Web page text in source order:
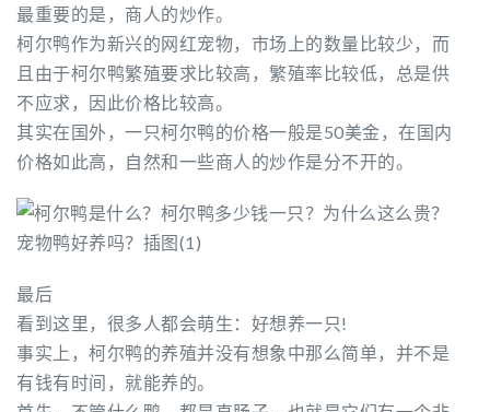
最重要的是，商人的炒作。
柯尔鸭作为新兴的网红宠物，市场上的数量比较少，而
且由于柯尔鸭繁殖要求比较高，繁殖率比较低，总是供
不应求，因此价格比较高。
其实在国外，一只柯尔鸭的价格一般是50美金，在国内
价格如此高，自然和一些商人的炒作是分不开的。
最后
看到这里，很多人都会萌生：好想养一只!
事实上，柯尔鸭的养殖并没有想象中那么简单，并不是
有钱有时间，就能养的。